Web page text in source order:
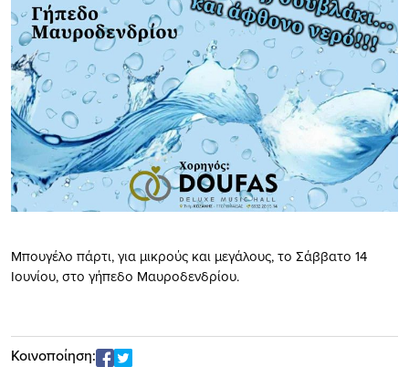
Μπουγέλο πάρτι, για μικρούς και μεγάλους, το Σάββατο 14
Ιουνίου, στο γήπεδο Μαυροδενδρίου.
Κοινοποίηση: